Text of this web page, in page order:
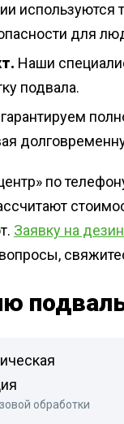
используются
для
Наши
подвала.
по
Заявку на
вопросы,
обработки